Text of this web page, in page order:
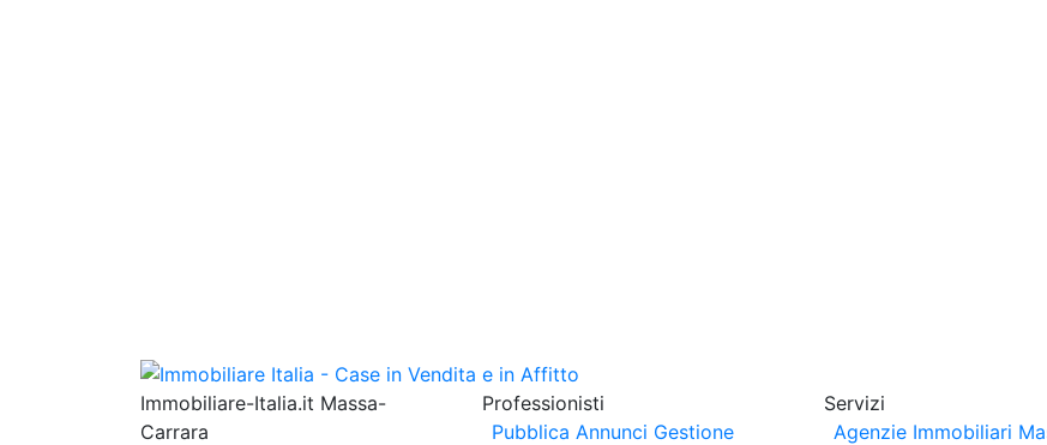
Immobiliare-Italia.it Massa-
Carrara
Professionisti
Pubblica Annunci Gestione
Servizi
Agenzie Immobiliari